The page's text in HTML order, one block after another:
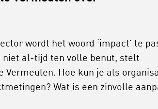
wordt het woord ‘impact’ te
niet al-tijd ten volle benut, stelt
Vermeulen. Hoe kun je als
Wat is een zinvolle